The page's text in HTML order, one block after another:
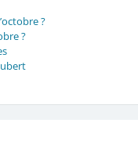
?
?